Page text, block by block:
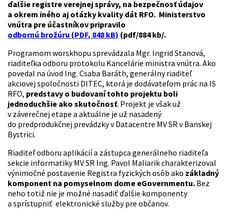
ďalšie registre verejnej správy, na bezpečnosť údajov
a okrem iného aj otázky kvality dát RFO. Ministerstvo
vnútra pre účastníkov pripravilo
odbornú brožúru (PDF, 848 kB) (pdf/884 kb/.
Programom worskhopu sprevádzala Mgr. Ingrid Stanová,
riaditeľka odboru protokolu Kancelárie ministra vnútra. Ako
povedal na úvod Ing. Csaba Baráth, generálny riaditeľ
akciovej spoločnosti DITEC, ktorá je dodávateľom prác na IS
RFO, predstavy o budovaní tohto projektu boli
jednoduchšie ako skutočnosť. Projekt je však už
v záverečnej etape a aktuálne je už nasadený
do predprodukčnej prevádzky v Datacentre MV SR v Banskej
Bystrici.
Riaditeľ odboru aplikácií a zástupca generálneho riaditeľa
sekcie informatiky MV SR Ing. Pavol Maliarik charakterizoval
výnimočné postavenie Registra fyzických osôb ako základný
komponent na pomyselnom dome eGovernmentu. Bez
neho totiž nie je možné nasadiť ďalšie komponenty
a sprístupniť elektronické služby pre občanov.